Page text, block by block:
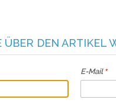
DEN ARTIKEL
E-Mail